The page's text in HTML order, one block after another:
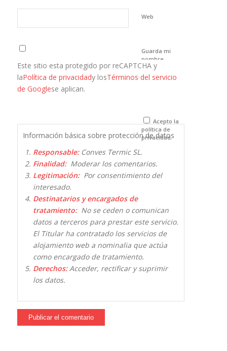
Web
Guarda mi
nombre,
correo
electrónico y
que comente.
Este sitio esta protegido por reCAPTCHA y
laPolítica de privacidady losTérminos del servicio
de Googlese aplican.
Acepto la
política de
privacidad.
Información básica sobre protección de datos
Responsable:Conves Termic SL.
Finalidad:Moderar los comentarios.
Legitimación:Por consentimiento del
interesado.
Destinatarios y encargados de
tratamiento:No se ceden o comunican
datos a terceros para prestar este servicio.
El Titular ha contratado los servicios de
alojamiento web a nominalia que actúa
como encargado de tratamiento.
Derechos:Acceder, rectificar y suprimir
los datos.